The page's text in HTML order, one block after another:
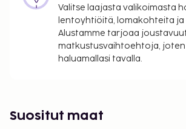
Valitse laajasta valikoimasta
lentoyhtiöitä, lomakohteita
Alustamme tarjoaa
matkustusvaihtoehtoja,
haluamallasi tavalla.
Suositut maat